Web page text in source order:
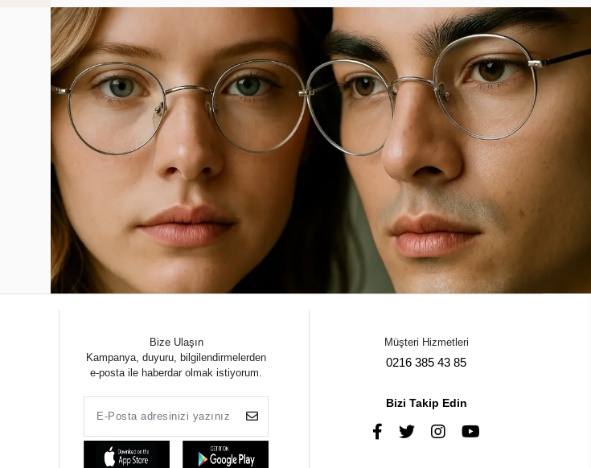
Bize Ulaşın
Kampanya, duyuru, bilgilendirmelerden
e-posta ile haberdar olmak istiyorum.
Müşteri Hizmetleri
0216 385 43 85
Bizi Takip Edin